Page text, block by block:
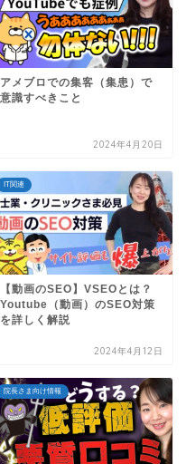
アメブロでの集客（集患）で
意識すべきこと
2024年4月20日
IT関連
【動画のSEO】VSEOとは？
Youtube（動画）のSEO対策
を詳しく解説
2024年4月12日
院長さま向け情報